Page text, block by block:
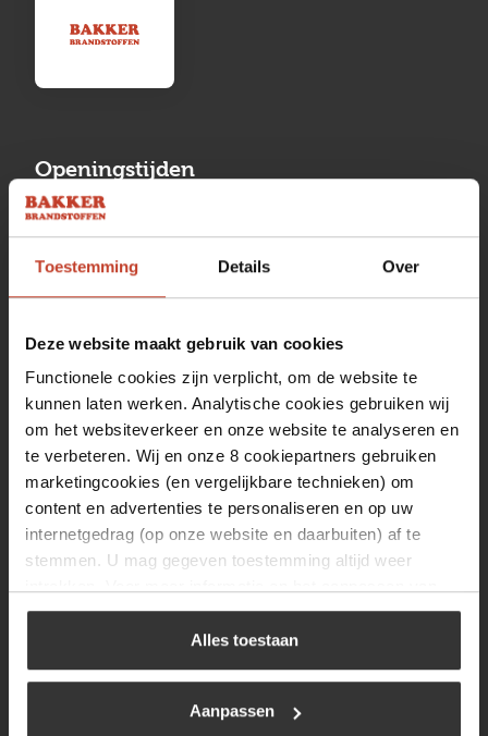
Toestemming Details Over
Deze website maakt gebruik van cookies
Functionele cookies zijn verplicht, om de website te
kunnen laten werken. Analytische cookies gebruiken wij
om het websiteverkeer en onze website te analyseren en
te verbeteren. Wij en onze 8 cookiepartners gebruiken
marketingcookies (en vergelijkbare technieken) om
content en advertenties te personaliseren en op uw
internetgedrag (op onze website en daarbuiten) af te
stemmen. U mag gegeven toestemming altijd weer
uw keuze op onze website verwijzen wij u naar ons
Alles toestaan
Aanpassen
Openingstijden
Maandag
13:00 tot 17:00
Dinsdag
08:00 tot 17:00
08:00 tot 17:00
Vrijdag
08:00 tot 17:00
Zaterdag
09:30 tot 12:00
Zondag
Gesloten
Navigatie
BBQ
Kamperen